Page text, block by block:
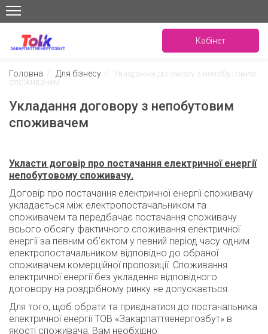
Кабінет
Головна / Для бізнесу / Укладання договору з непобутовим
споживачем
Укладання договору з непобутовим
споживачем
Укласти договір про постачання електричної енергії
непобутовому споживачу.
Договір про постачання електричної енергії споживачу
укладається між електропостачальником та
споживачем та передбачає постачання споживачу
всього обсягу фактичного споживання електричної
енергії за певним об’єктом у певний період часу одним
електропостачальником відповідно до обраної
споживачем комерційної пропозиції. Споживання
електричної енергії без укладення відповідного
договору на роздрібному ринку не допускається.
Для того, щоб обрати та приєднатися до постачальника
електричної енергії ТОВ «Закарпаттяенергозбут» в
якості споживача, Вам необхідно: